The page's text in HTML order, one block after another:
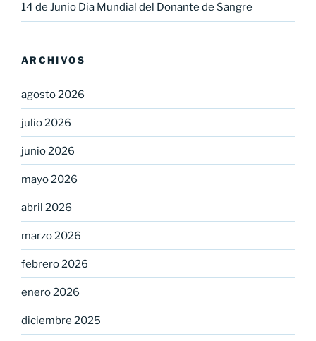
14 de Junio Dia Mundial del Donante de Sangre
ARCHIVOS
agosto 2026
julio 2026
junio 2026
mayo 2026
abril 2026
marzo 2026
febrero 2026
enero 2026
diciembre 2025